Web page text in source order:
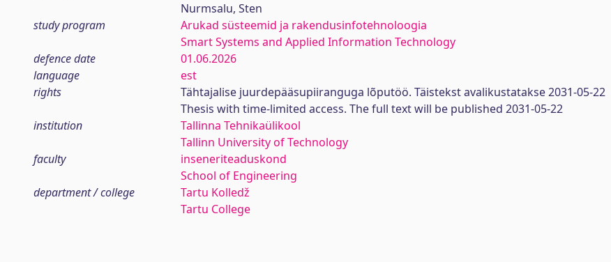
Nurmsalu, Sten
study program
Arukad süsteemid ja rakendusinfotehnoloogia
Smart Systems and Applied Information Technology
defence date
01.06.2026
language
est
rights
Tähtajalise juurdepääsupiiranguga lõputöö. Täistekst avalikustatakse 2031-05-22
Thesis with time-limited access. The full text will be published 2031-05-22
institution
Tallinna Tehnikaülikool
Tallinn University of Technology
faculty
inseneriteaduskond
School of Engineering
department / college
Tartu Kolledž
Tartu College